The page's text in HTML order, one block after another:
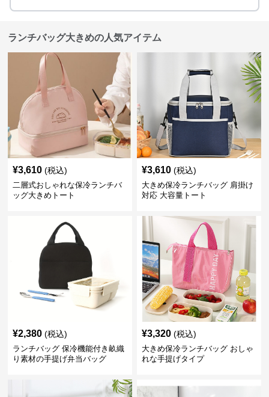
ランチバッグ大きめの人気アイテム
¥3,610 (税込)
二層式おしゃれな保冷ランチバ
ッグ大きめトート
¥3,610 (税込)
大きめ保冷ランチバッグ 肩掛け
対応 大容量トート
¥2,380 (税込)
ランチバッグ 保冷機能付き畝織
り素材の手提げ弁当バッグ
¥3,320 (税込)
大きめ保冷ランチバッグ おしゃ
れな手提げタイプ